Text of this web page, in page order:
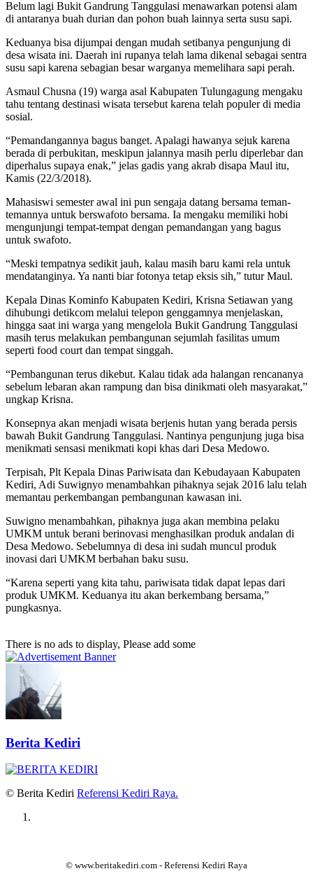
Belum lagi Bukit Gandrung Tanggulasi menawarkan potensi alam
di antaranya buah durian dan pohon buah lainnya serta susu sapi.
Keduanya bisa dijumpai dengan mudah setibanya pengunjung di
desa wisata ini. Daerah ini rupanya telah lama dikenal sebagai sentra
susu sapi karena sebagian besar warganya memelihara sapi perah.
Asmaul Chusna (19) warga asal Kabupaten Tulungagung mengaku
tahu tentang destinasi wisata tersebut karena telah populer di media
sosial.
“Pemandangannya bagus banget. Apalagi hawanya sejuk karena
berada di perbukitan, meskipun jalannya masih perlu diperlebar dan
diperhalus supaya enak,” jelas gadis yang akrab disapa Maul itu,
Kamis (22/3/2018).
Mahasiswi semester awal ini pun sengaja datang bersama teman-
temannya untuk berswafoto bersama. Ia mengaku memiliki hobi
mengunjungi tempat-tempat dengan pemandangan yang bagus
untuk swafoto.
“Meski tempatnya sedikit jauh, kalau masih baru kami rela untuk
mendatanginya. Ya nanti biar fotonya tetap eksis sih,” tutur Maul.
Kepala Dinas Kominfo Kabupaten Kediri, Krisna Setiawan yang
dihubungi detikcom melalui telepon genggamnya menjelaskan,
hingga saat ini warga yang mengelola Bukit Gandrung Tanggulasi
masih terus melakukan pembangunan sejumlah fasilitas umum
seperti food court dan tempat singgah.
“Pembangunan terus dikebut. Kalau tidak ada halangan rencananya
sebelum lebaran akan rampung dan bisa dinikmati oleh masyarakat,”
ungkap Krisna.
Konsepnya akan menjadi wisata berjenis hutan yang berada persis
bawah Bukit Gandrung Tanggulasi. Nantinya pengunjung juga bisa
menikmati sensasi menikmati kopi khas dari Desa Medowo.
Terpisah, Plt Kepala Dinas Pariwisata dan Kebudayaan Kabupaten
Kediri, Adi Suwignyo menambahkan pihaknya sejak 2016 lalu telah
memantau perkembangan pembangunan kawasan ini.
Suwigno menambahkan, pihaknya juga akan membina pelaku
UMKM untuk berani berinovasi menghasilkan produk andalan di
Desa Medowo. Sebelumnya di desa ini sudah muncul produk
inovasi dari UMKM berbahan baku susu.
“Karena seperti yang kita tahu, pariwisata tidak dapat lepas dari
produk UMKM. Keduanya itu akan berkembang bersama,”
pungkasnya.
There is no ads to display, Please add some
Berita Kediri
© Berita Kediri Referensi Kediri Raya.
© www.beritakediri.com - Referensi Kediri Raya